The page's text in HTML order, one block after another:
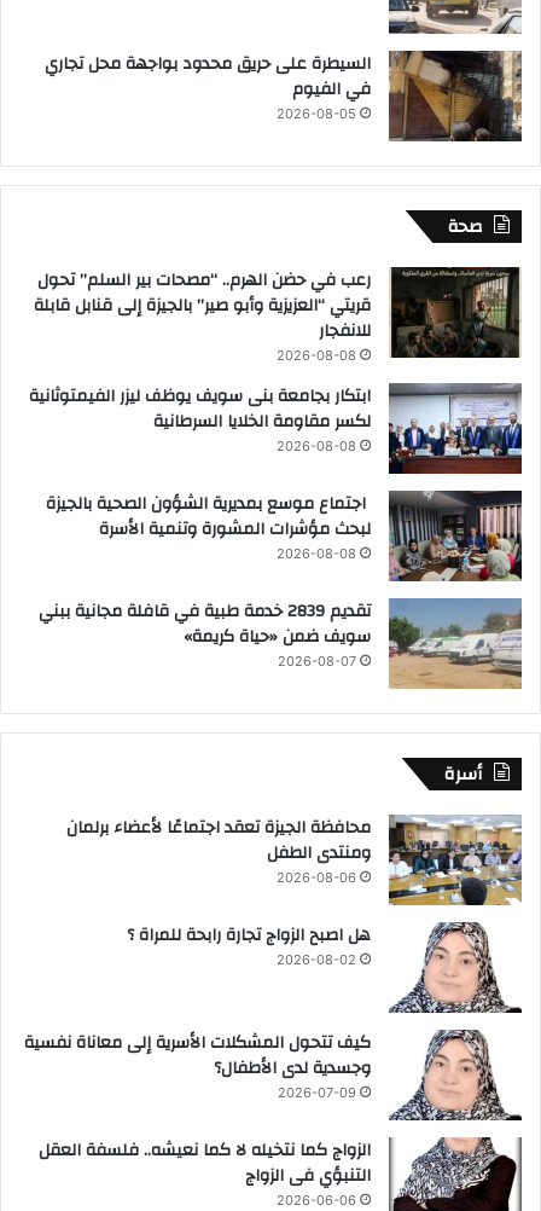
السيطرة على حريق محدود بواجهة محل تجاري
في الفيوم
2026-08-05
صحة
رعب في حضن الهرم.. “مصحات بير السلم” تحول
قريتي “العزيزية وأبو صير” بالجيزة إلى قنابل قابلة
للانفجار
2026-08-08
ابتكار بجامعة بنى سويف يوظف ليزر الفيمتوثانية
لكسر مقاومة الخلايا السرطانية
2026-08-08
اجتماع موسع بمديرية الشؤون الصحية بالجيزة
لبحث مؤشرات المشورة وتنمية الأسرة
2026-08-08
تقديم 2839 خدمة طبية في قافلة مجانية ببني
سويف ضمن «حياة كريمة»
2026-08-07
أسرة
محافظة الجيزة تعقد اجتماعًا لأعضاء برلمان
ومنتدى الطفل
2026-08-06
هل اصبح الزواج تجارة رابحة للمراة ؟
2026-08-02
كيف تتحول المشكلات الأسرية إلى معاناة نفسية
وجسدية لدى الأطفال؟
2026-07-09
الزواج كما نتخيله لا كما نعيشه.. فلسفة العقل
التنبؤي فى الزواج
2026-06-06